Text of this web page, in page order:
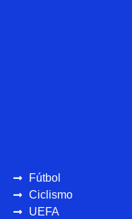
Fútbol
Ciclismo
UEFA